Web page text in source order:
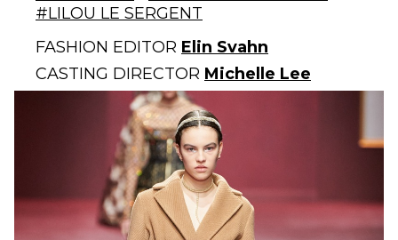
#LILOU LE SERGENT
FASHION EDITOR Elin Svahn
CASTING DIRECTOR Michelle Lee